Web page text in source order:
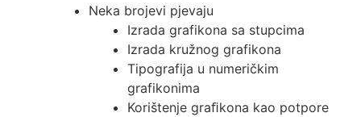
Neka brojevi pjevaju
Izrada grafikona sa stupcima
Izrada kružnog grafikona
Tipografija u numeričkim
grafikonima
Korištenje graﬁkona kao potpore